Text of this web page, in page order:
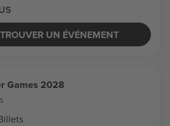
TROUVER UN ÉVÉNEMENT
Games 2028